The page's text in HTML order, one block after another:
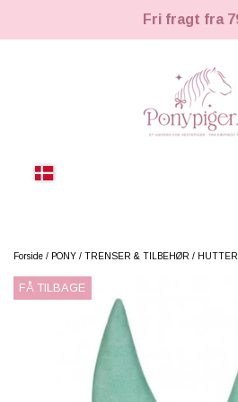
Fri fragt fra
NYHEDER
STRIGLER &
LEMIEUX TOY
TIL
Forside PONY TRENSER & TILBEHØR
FÅ TILBAGE